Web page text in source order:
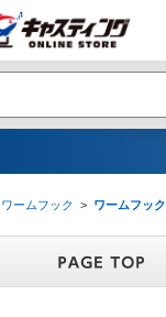
ワームフック > ワームフック